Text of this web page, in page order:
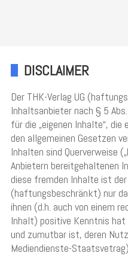
DISCLAIMER
Der THK-Verlag UG
Inhaltsanbieter nach § 5
für die „eigenen Inhalte“,
den allgemeinen Gesetzen
Inhalten sind Querverweise
Anbietern bereitgehaltenen
diese fremden Inhalte ist der
(haftungsbeschränkt) nur
ihnen (d.h. auch von einem
Inhalt) positive Kenntnis
und zumutbar ist, deren
Mediendienste-